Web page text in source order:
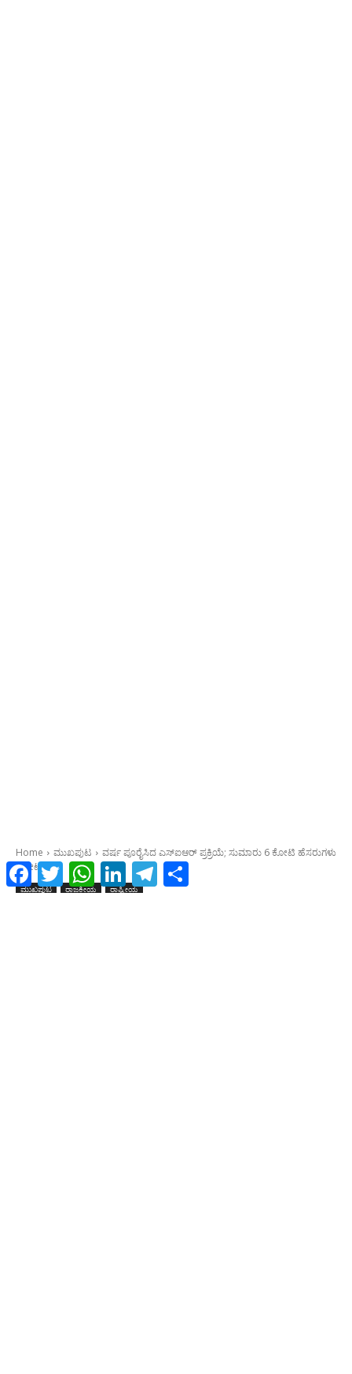
FacebookTwitter WhatsAppLinkedInTelegram